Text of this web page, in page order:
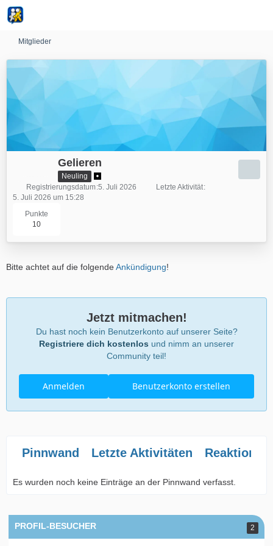
Mitglieder
Gelieren
Neuling
Punkte
10
Registrierungsdatum 5. Juli 2026
Letzte Aktivität
5. Juli 2026 um 15:28
Bitte achtet auf die folgendeAnkündigung!
Jetzt mitmachen!
Du hast noch kein Benutzerkonto auf unserer Seite?
Registriere dich kostenlos und nimm an unserer
Community teil!
Benutzerkonto erstellen
Anmelden
Pinnwand Letzte Aktivitäten Reaktionen
Es wurden noch keine Einträge an der Pinnwand verfasst.
PROFIL-BESUCHER 2